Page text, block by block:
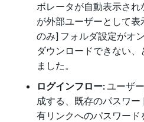
ボレータが自動表示さ
が外部ユーザーとして
のみ] フォルダ設定がオ
ダウンロードできない
ました。
ログインフロー:ユーザ
成する、既存のパスワ
有リンクへのパスワード